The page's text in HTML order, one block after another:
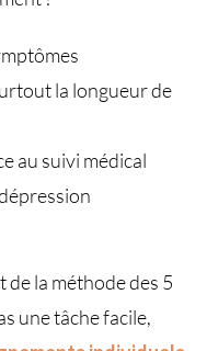
la longueur de
au suivi médical
de la méthode des 5
une tâche facile,